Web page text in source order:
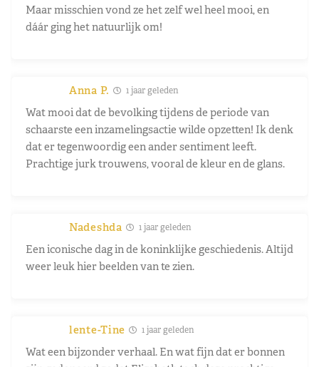
Maar misschien vond ze het zelf wel heel mooi, en
dáár ging het natuurlijk om!
Anna P. 1 jaar geleden
Wat mooi dat de bevolking tijdens de periode van
schaarste een inzamelingsactie wilde opzetten! Ik denk
dat er tegenwoordig een ander sentiment leeft.
Prachtige jurk trouwens, vooral de kleur en de glans.
Nadeshda 1 jaar geleden
Een iconische dag in de koninklijke geschiedenis. Altijd
weer leuk hier beelden van te zien.
lente-Tine 1 jaar geleden
Wat een bijzonder verhaal. En wat fijn dat er bonnen